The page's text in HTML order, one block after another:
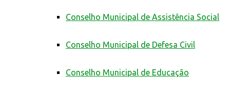
Conselho Municipal de Assistência Social
Conselho Municipal de Defesa Civil
Conselho Municipal de Educação